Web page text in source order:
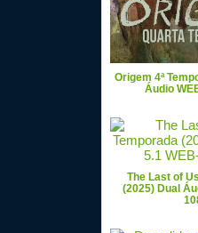
Origem 4ª
Áudio
The Last of
(2025) Dual